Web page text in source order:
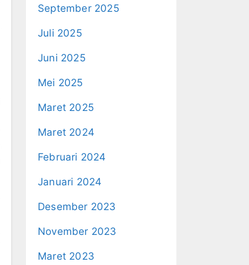
September 2025
Juli 2025
Juni 2025
Mei 2025
Maret 2025
Maret 2024
Februari 2024
Januari 2024
Desember 2023
November 2023
Maret 2023